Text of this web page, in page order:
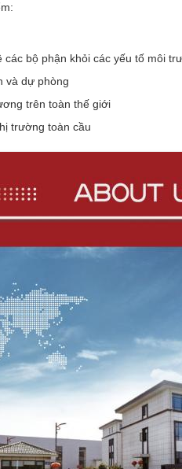
bộ phận khỏi các yếu tố môi
và dự phòng
trên toàn thế giới
trường toàn cầu